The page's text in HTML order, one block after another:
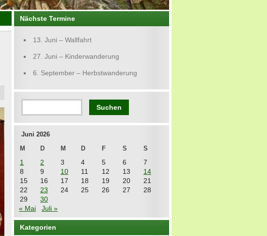
Nächste Termine
13. Juni – Wallfahrt
27. Juni – Kinderwanderung
6. September – Herbstwanderung
Juni 2026
M
D M D F S S
1 2 3 4 5 6
7
8
9 10 11 12 13
14
15
16 17 18 19 20
21
22
23 24 25 26 27
28
29
30
« Mai
Juli »
Kategorien